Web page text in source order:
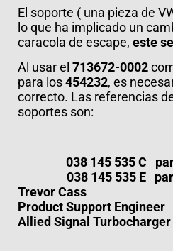
El soporte ( una pieza de
lo que ha implicado un
caracola de escape, este
Al usar el 713672-0002
para los454232, es
correcto. Las referencias
soportes son:
038 145 535 C
038 145 535 E
Trevor Cass
Product Support Engineer
Allied Signal